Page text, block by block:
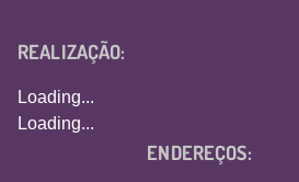
REALIZAÇÃO:
Loading...
Loading...
ENDEREÇOS: